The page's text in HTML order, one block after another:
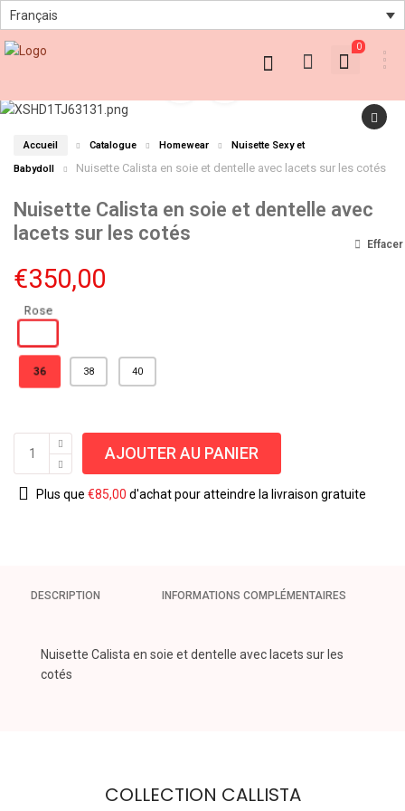
Français
0
Accueil Catalogue Homewear
Nuisette Sexy et
Babydoll
Nuisette Calista en soie et dentelle avec lacets sur les cotés
Nuisette Calista en soie et dentelle avec
lacets sur les cotés
€350,00
36 38 40
Effacer
AJOUTER AU PANIER
Plus que €85,00 d'achat pour atteindre la livraison gratuite
DESCRIPTION INFORMATIONS COMPLÉMENTAIRES
Nuisette Calista en soie et dentelle avec lacets sur les
cotés
COLLECTION CALLISTA